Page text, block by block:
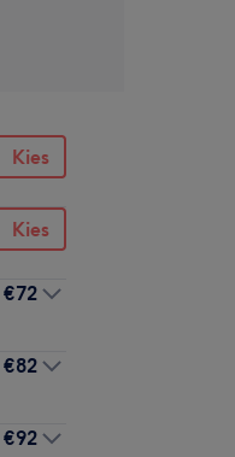
Kies
Kies
€72
€82
€92